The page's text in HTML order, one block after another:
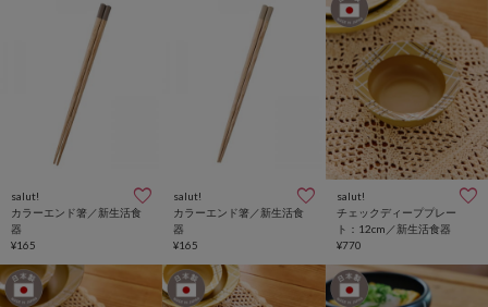
salut!
カラーエンド箸／新生活食
器
¥165
salut!
カラーエンド箸／新生活食
器
¥165
salut!
チェックディーププレー
ト：12cm／新生活食器
¥770